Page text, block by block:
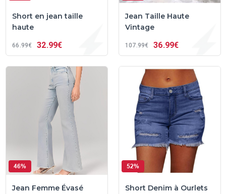
Short en jean taille
haute
66 99€ 32 99€
Jean Taille Haute
Vintage
107 99€ 36 99€
46%
Jean Femme Évasé
52%
Short Denim à Ourlets